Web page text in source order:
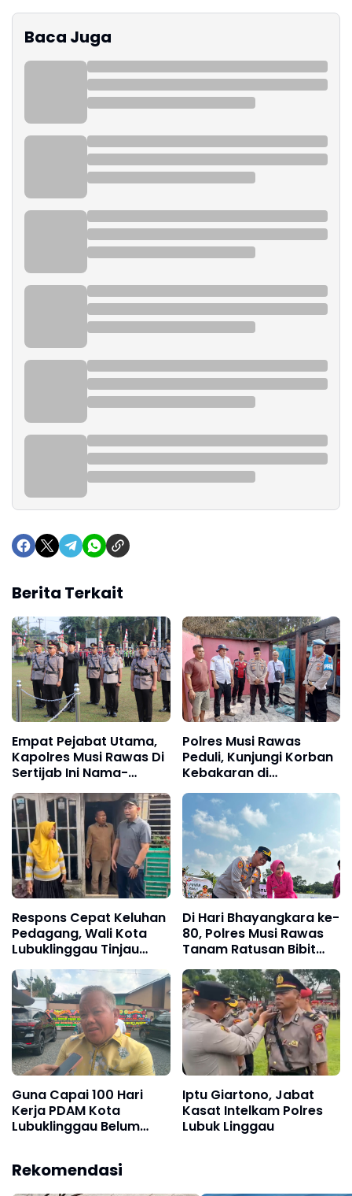
Baca Juga
Berita Terkait
Empat Pejabat Utama,
Kapolres Musi Rawas Di
Sertijab Ini Nama-
Namanya
Polres Musi Rawas
Peduli, Kunjungi Korban
Kebakaran di
Kecamatan Jayaloka
dan Berikan Bantuan
Respons Cepat Keluhan
Pedagang, Wali Kota
Lubuklinggau Tinjau
Pasar Bukit Sulap,
Di Hari Bhayangkara ke-
80, Polres Musi Rawas
Tanam Ratusan Bibit
Pohon untuk Kelestarian
Lingkungan
Guna Capai 100 Hari
Kerja PDAM Kota
Lubuklinggau Belum
Iptu Giartono, Jabat
Kasat Intelkam Polres
Lubuk Linggau
Rekomendasi